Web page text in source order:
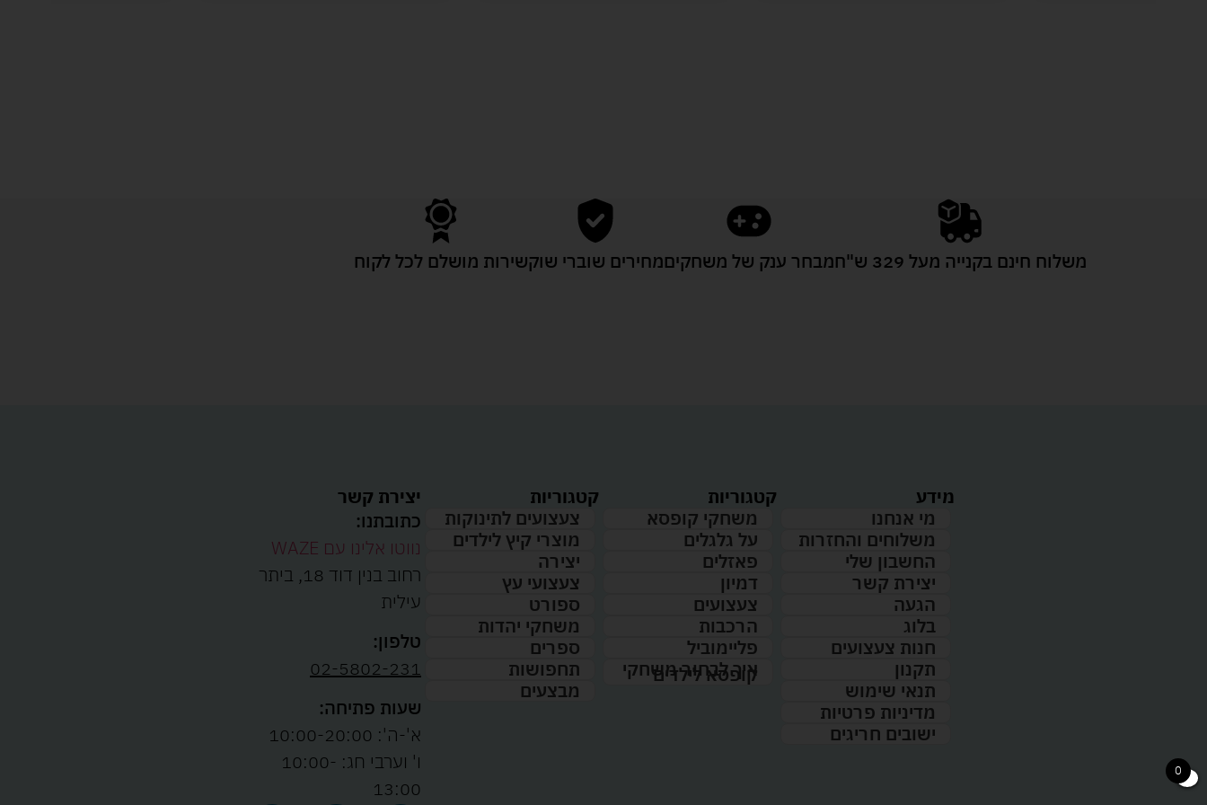
משלוח חינם בקנייה מעל 329 ש"ח מבחר ענק של משחקיםמחירים שוברי שוקשירות מושלם לכל לקוח
מידע
מי אנחנו
משלוחים והחזרות
החשבון שלי
יצירת קשר
הגעה
בלוג
חנות צעצועים
תקנון
תנאי שימוש
מדיניות פרטיות
ישובים חריגים
קטגוריות
משחקי קופסא
על גלגלים
פאזלים
דמיון
צעצועים
הרכבות
פליימוביל
איך לבחור משחקי
קופסא לילדים
קטגוריות
צעצועים לתינוקות
מוצרי קיץ לילדים
יצירה
צעצועי עץ
ספורט
משחקי יהדות
ספרים
תחפושות
מבצעים
יצירת קשר
כתובתנו:
נווטו אלינו עם WAZE
רחוב בנין דוד 18, ביתר
עילית
טלפון:
02-5802-231
שעות פתיחה:
א'-ה': 10:00-20:00
ו' וערבי חג: 10:00-
13:00
0